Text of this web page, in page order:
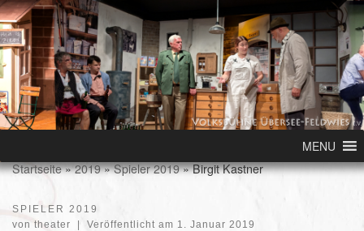
Skip to content
MENU
Startseite » 2019 » Spieler 2019 » Birgit Kastner
SPIELER 2019
von theater | Veröffentlicht am 1. Januar 2019